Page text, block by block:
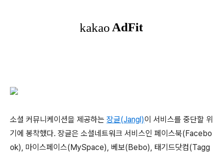
소셜 커뮤니케이션을 제공하는 장글(Jangl)이 서비스를 중단할 위
기에 봉착했다. 장글은 소셜네트워크 서비스인 페이스북(Facebo
ok), 마이스페이스(MySpace), 베보(Bebo), 태기드닷컴(Tagg